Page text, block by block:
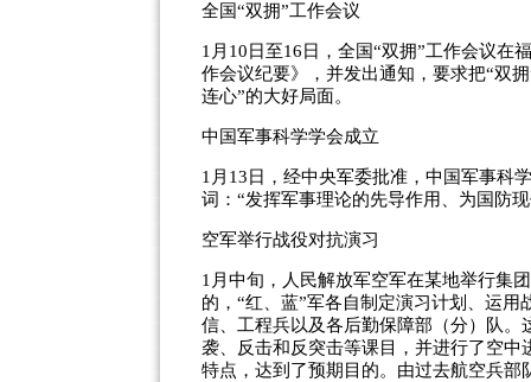
全国“双拥”工作会议
1月10日至16日，全国“双拥”工作会议在
作会议纪要》，并发出通知，要求把“双
连心”的大好局面。
中国军事科学学会成立
1月13日，经中央军委批准，中国军事科
词：“发挥军事理论的先导作用、为国防
空军举行战役对抗演习
1月中旬，人民解放军空军在某地举行集
的，“红、蓝”军各自制定演习计划、运
信、工程兵以及各后勤保障部（分）队
袭、反击和反突击等课目，并进行了空
特点，达到了预期目的。由过去航空兵